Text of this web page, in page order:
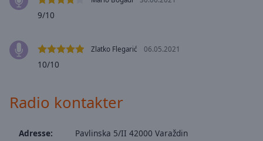
selected
Track
Fullscreen
This
9/10
Zlatko Flegarić 06.05.2021
10/10
Radio kontakter
Adresse:
Pavlinska 5/II 42000 Varaždin